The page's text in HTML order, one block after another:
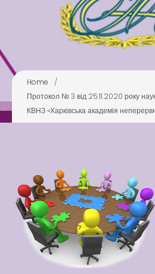
Way
Pool
Home
/
Протокол № 3 від 25.11.2020 року
КВНЗ «Харківська академія